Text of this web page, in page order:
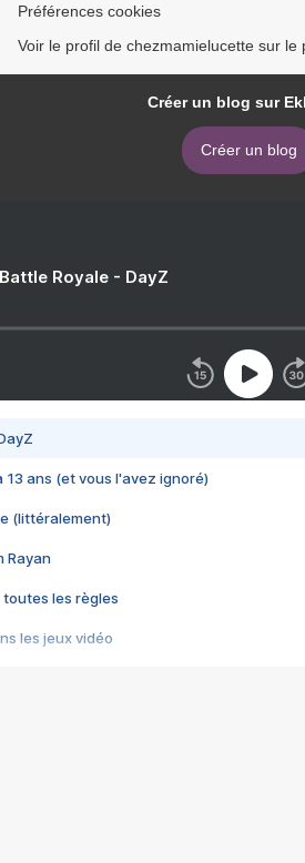
Préférences cookies
Voir le profil de chezmamielucette sur le
Créer un blog sur
Créer un blog
Royale - DayZ
13 ans (et vous l'avez ignoré)
(littéralement)
Rayan
toutes les règles
les jeux vidéo